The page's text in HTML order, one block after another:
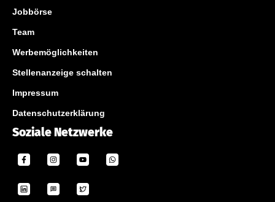
Jobbörse
Team
Werbemöglichkeiten
Stellenanzeige schalten
Impressum
Datenschutzerklärung
Soziale Netzwerke